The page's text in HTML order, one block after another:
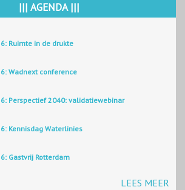
||| AGENDA |||
Ruimte in de drukte
Wadnext conference
Perspectief 2040: validatiewebinar
Kennisdag Waterlinies
Gastvrij Rotterdam
LEES MEER